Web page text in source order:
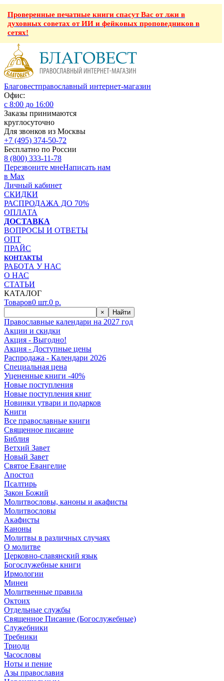
Проверенные печатные книги спасут Вас от лжи в
духовных советах от ИИ и фейковых проповедников в
сетях!
Благовестправославный интернет-магазин
Офис:
с 8:00 до 16:00
Заказы принимаются
круглосуточно
Для звонков из Москвы
+7 (495) 374-50-72
Бесплатно по России
8 (800) 333-11-78
Перезвоните мнеНаписать нам
в Max
Личный кабинет
СКИДКИ
РАСПРОДАЖА ДО 70%
ОПЛАТА
ДОСТАВКА
ВОПРОСЫ И ОТВЕТЫ
ОПТ
ПРАЙС
КОНТАКТЫ
РАБОТА У НАС
О НАС
СТАТЬИ
КАТАЛОГ
Товаров0 шт.0 р.
× Найти
Православные календари на 2027 год
Акции и скидки
Акция - Выгодно!
Акция - Доступные цены
Распродажа - Календари 2026
Специальная цена
Уцененные книги -40%
Новые поступления
Новые поступления книг
Новинки утвари и подарков
Книги
Все православные книги
Священное писание
Библия
Ветхий Завет
Новый Завет
Святое Евангелие
Апостол
Псалтирь
Закон Божий
Молитвословы, каноны и акафисты
Молитвословы
Акафисты
Каноны
Молитвы в различных случаях
О молитве
Церковно-славянский язык
Богослужебные книги
Ирмологии
Минеи
Молитвенные правила
Октоих
Отдельные службы
Священное Писание (Богослужебные)
Служебники
Требники
Триоди
Часословы
Ноты и пение
Азы православия